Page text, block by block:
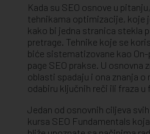
Kada su SEO osnove u
tehnikama optimizacije, koje
kako bi jedna stranica stekla
pretrage. Tehnike koje se
biće sistematizovane kao
page SEO prakse. U osnovna
oblasti spadaju i ona znanja o
odabiru ključnih reči ili fraza
Jedan od osnovnih ciljeva
kursa SEO Fundamentals